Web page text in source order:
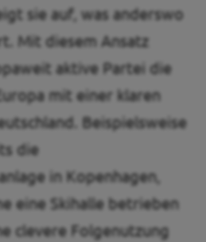
sie auf, was anderswo
Mit diesem Ansatz
aktive Partei die
mit einer klaren
Beispielsweise
die
in Kopenhagen,
eine Skihalle betrieben
clevere Folgenutzung